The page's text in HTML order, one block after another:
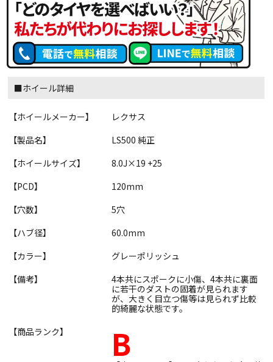
■ホイール詳細
【ホイールメーカー】
レクサス
【製品名】
LS500 純正
【ホイールサイズ】
8.0J×19 +25
【PCD】
120mm
【穴数】
5穴
【ハブ径】
60.0mm
【カラー】
グレーポリッシュ
【備考】
4本共にスポークに小傷、4本共に裏面
に若干のダストの固着が見られます
が、大きく目立つ傷等は見られず比較
的綺麗な状態です。
【商品ランク】
B